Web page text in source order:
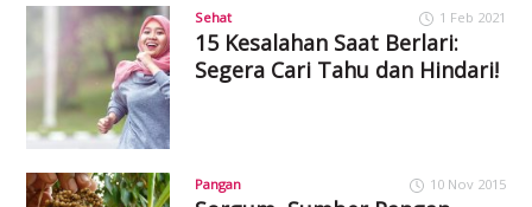
Sehat 1 Feb 2021
15 Kesalahan Saat Berlari:
Segera Cari Tahu dan Hindari!
Pangan 10 Nov 2015